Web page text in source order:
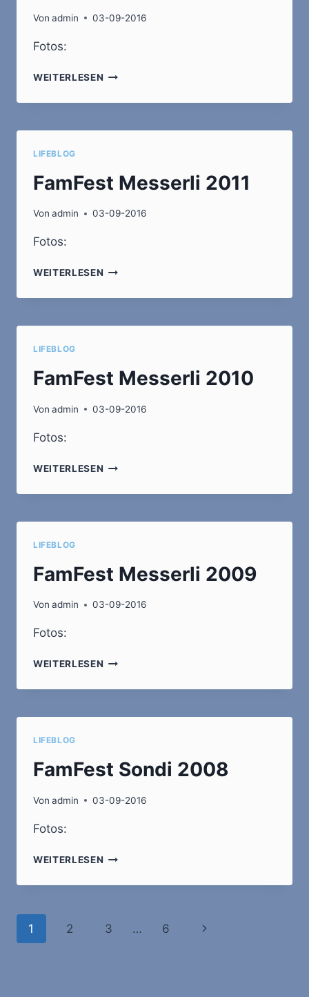
Von admin 03-09-2016
Fotos:
WEITERLESEN FAMFEST
2012
LIFEBLOG
FamFest Messerli 2011
Von admin 03-09-2016
Fotos:
WEITERLESEN FAMFEST
2011
LIFEBLOG
FamFest Messerli 2010
Von admin 03-09-2016
Fotos:
WEITERLESEN FAMFEST
2010
LIFEBLOG
FamFest Messerli 2009
Von admin 03-09-2016
Fotos:
WEITERLESEN FAMFEST
2009
LIFEBLOG
FamFest Sondi 2008
Von admin 03-09-2016
Fotos:
WEITERLESEN FAMFEST
2008
Seitennavigation
1 2 3 … 6
Nächste